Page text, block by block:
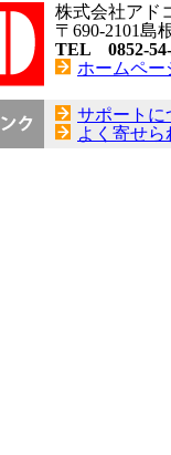
株式会社アド
〒690-2101島
TEL 0852-54-
ホームペ
サポートに
よく寄せ